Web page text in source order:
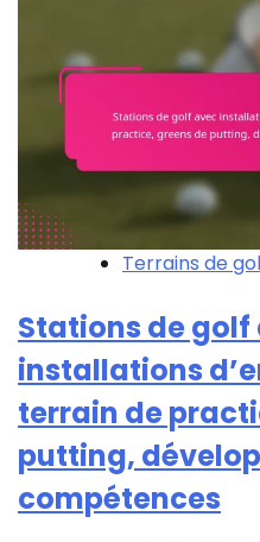
Terrains de
Stations de golf
installations
terrain de
putting,
compétences